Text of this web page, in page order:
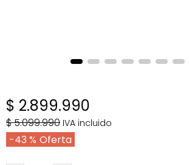
$ 2.899.990
$5.099.990 IVA incluido
43 %